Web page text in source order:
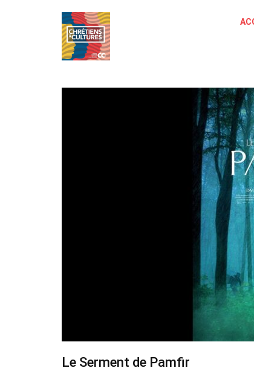
Le Serment de Pamfir